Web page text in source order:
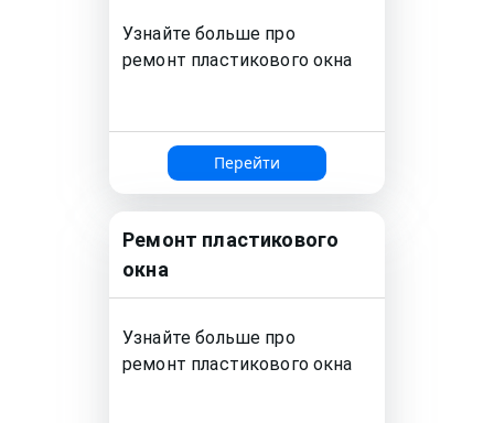
Узнайте больше про
ремонт пластикового окна
Перейти
Ремонт пластикового
окна
Узнайте больше про
ремонт пластикового окна